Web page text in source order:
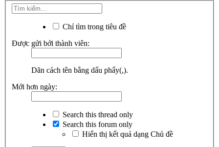
Chỉ tìm trong tiêu đề
Được gửi bởi thành viên:
Dãn cách tên bằng dấu phẩy(,).
Mới hơn ngày:
Search this thread only
Search this forum only
Hiển thị kết quả dạng Chủ đề